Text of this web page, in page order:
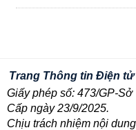
Trang Thông tin Điện
Giấy phép số: 473/GP-
Cấp ngày 23/9/2025.
Chịu trách nhiệm nội